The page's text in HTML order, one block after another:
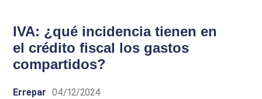
IVA: ¿qué incidencia tienen en
el crédito fiscal los gastos
compartidos?
Errepar 04/12/2024